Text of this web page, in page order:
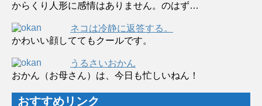
からくり人形に感情はありません。のはず…
ネコは冷静に返答する。
かわいい顔しててもクールです。
うるさいおかん
おかん（お母さん）は、今日も忙しいねん！
おすすめリンク